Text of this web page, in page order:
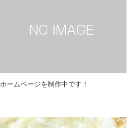
ホームページを制作中です！